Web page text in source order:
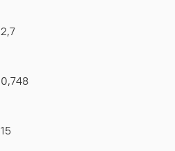
2,7
0,748
15